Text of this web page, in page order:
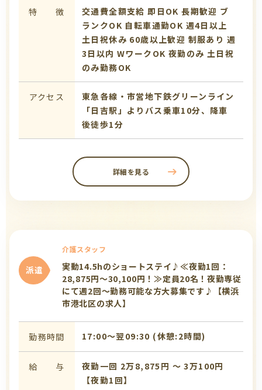
特 徴 交通費全額支給 即日OK 長期歓迎 ブ
ランクOK 自転車通勤OK 週4日以上
土日祝休み 60歳以上歓迎 制服あり 週
3日以内 WワークOK 夜勤のみ 土日祝
のみ勤務OK
アクセス
東急各線・市営地下鉄グリーンライン
「日吉駅」よりバス乗車10分、降車
後徒歩1分
詳細を見る
派遣
介護スタッフ
実動14.5hのショートステイ♪≪夜勤1回：
28,875円～30,100円！≫定員20名！夜勤専従
にて週2回～勤務可能な方大募集です♪【横浜
市港北区の求人】
勤務時間 17:00〜翌09:30 (休憩:2時間)
給 与
夜勤一回 2万8,875円 〜 3万100円
【夜勤1回】